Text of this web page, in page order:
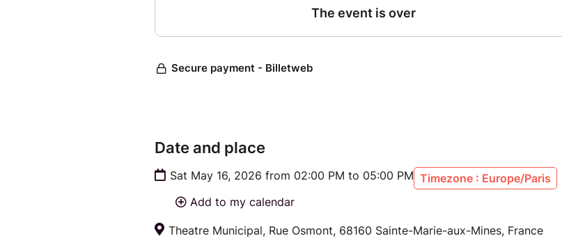
Face B – par David Christoffel
pratiques historiquement informées (tant sur des enjeux expressifs – tel que le
vibrato par exemple – que sur des questions organologiques), nous
Date and place
Sat May 16, 2026 from 02:00 PM to 05:00 PM Timezone : Europe/Paris
Add to my calendar
Theatre Municipal, Rue Osmont, 68160 Sainte-Marie-aux-Mines, France